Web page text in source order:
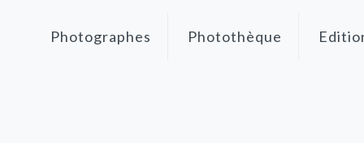
Photographes Photothèque